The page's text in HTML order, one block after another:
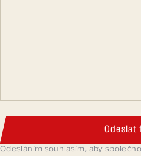
Odeslat
Odesláním souhlasím, aby